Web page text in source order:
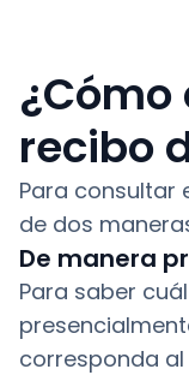
recibo
Para consultar
de dos
De manera
Para saber
corresponda